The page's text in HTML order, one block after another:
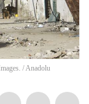
/Anadolu